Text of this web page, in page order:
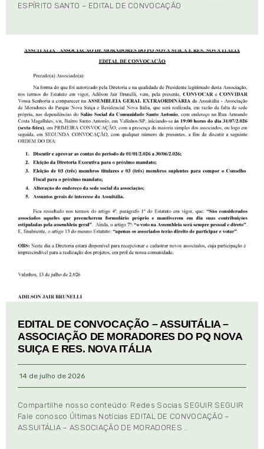
ESPÍRITO SANTO – EDITAL DE CONVOCAÇÃO
EDITAL DE CONVOCAÇÃO – ASSUITÁLIA –
ASSOCIAÇÃO DE MORADORES DO PQ NOVA
SUIÇA E RES. NOVA ITÁLIA
14 de julho de 2026
Compartilhe nosso conteúdo: Redes Socias SEGUIR SEGUIR
Fale conosco Últimas Notícias EDITAL DE CONVOCAÇÃO –
ASSUITÁLIA – ASSOCIAÇÃO DE MORADORES …